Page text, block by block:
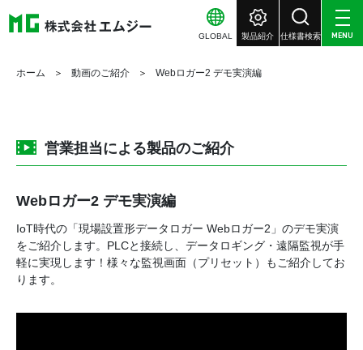
GLOBAL 製品紹介 仕様書検索 MENU
ホーム 動画のご紹介 Webロガー2 デモ実演編
営業担当による製品のご紹介
Webロガー2 デモ実演編
IoT時代の「現場設置形データロガー Webロガー2」のデモ実演
をご紹介します。PLCと接続し、データロギング・遠隔監視が手
軽に実現します！様々な監視画面（プリセット）もご紹介してお
ります。